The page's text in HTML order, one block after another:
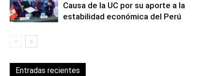
Causa de la UC por su aporte a la
estabilidad económica del Perú
Entradas recientes